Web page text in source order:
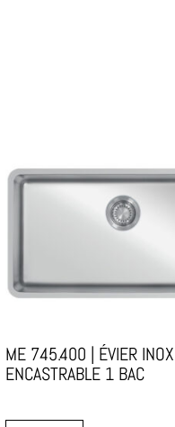
ME 745.400 | ÉVIER INOX
ENCASTRABLE 1 BAC